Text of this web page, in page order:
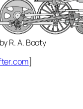
R. A. Booty
]